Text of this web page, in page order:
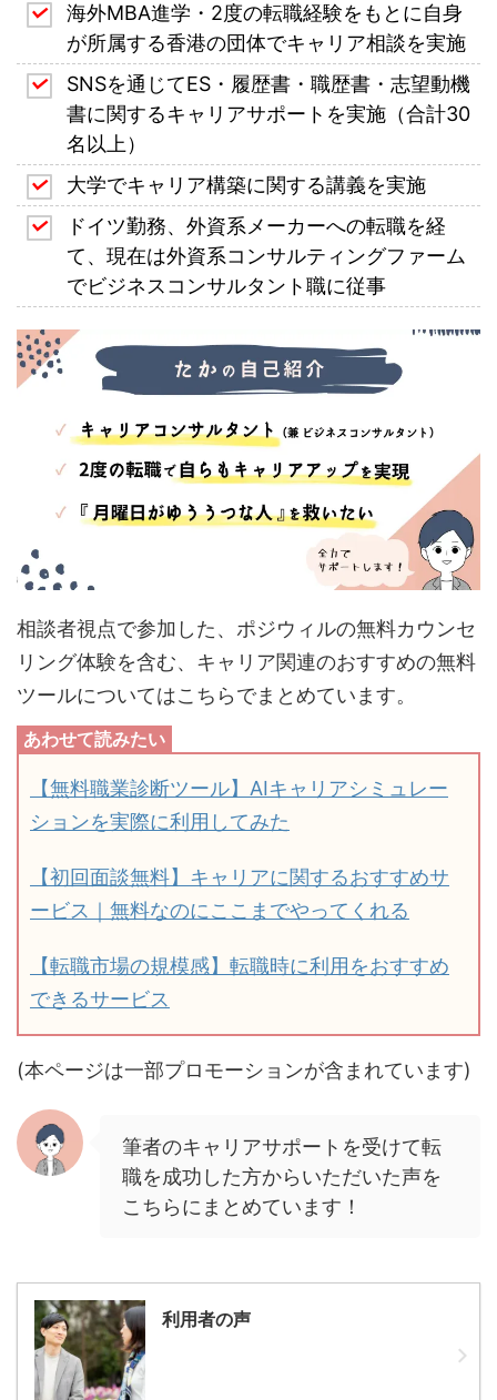
海外MBA進学・2度の転職経験をもとに自身
が所属する香港の団体でキャリア相談を実施
SNSを通じてES・履歴書・職歴書・志望動機
書に関するキャリアサポートを実施（合計30
名以上）
大学でキャリア構築に関する講義を実施
ドイツ勤務、外資系メーカーへの転職を経
て、現在は外資系コンサルティングファーム
でビジネスコンサルタント職に従事
相談者視点で参加した、ポジウィルの無料カウンセ
リング体験を含む、キャリア関連のおすすめの無料
ツールについてはこちらでまとめています。
【無料職業診断ツール】AIキャリアシミュレー
ションを実際に利用してみた
【初回面談無料】キャリアに関するおすすめサ
ービス｜無料なのにここまでやってくれる
【転職市場の規模感】転職時に利用をおすすめ
できるサービス
(本ページは一部プロモーションが含まれています)
筆者のキャリアサポートを受けて転
職を成功した方からいただいた声を
こちらにまとめています！
利用者の声